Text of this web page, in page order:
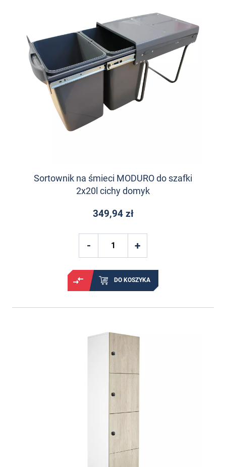
Sortownik na śmieci MODURO do szafki
2x20l cichy domyk
349,94 zł
DO KOSZYKA